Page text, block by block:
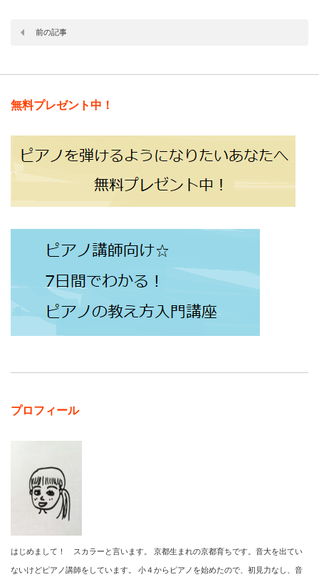
前の記事
無料プレゼント中！
プロフィール
はじめまして！ スカラーと言います。 京都生まれの京都育ちです。音大を出てい
ないけどピアノ講師をしています。 小４からピアノを始めたので、初見力なし、音